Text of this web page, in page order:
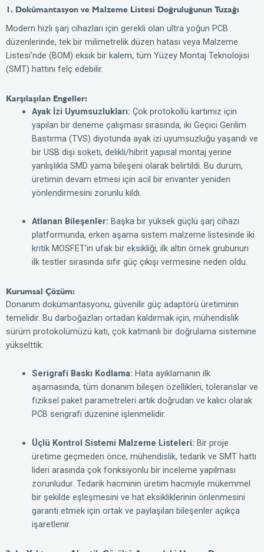
1. Dokümantasyon ve Malzeme Listesi Doğruluğunun Tuzağı
Modern hızlı şarj cihazları için gerekli olan ultra yoğun PCB
düzenlerinde, tek bir milimetrelik düzen hatası veya Malzeme
Listesi'nde (BOM) eksik bir kalem, tüm Yüzey Montaj Teknolojisi
(SMT) hattını felç edebilir.
Karşılaşılan Engeller:
Ayak İzi Uyumsuzlukları: Çok protokollü kartımız için
yapılan bir deneme çalışması sırasında, iki Geçici Gerilim
Bastırma (TVS) diyotunda ayak izi uyumsuzluğu yaşandı ve
bir USB dişi soketi, delikli/hibrit yapısal montaj yerine
yanlışlıkla SMD yama bileşeni olarak belirtildi. Bu durum,
üretimin devam etmesi için acil bir envanter yeniden
yönlendirmesini zorunlu kıldı.
Atlanan Bileşenler: Başka bir yüksek güçlü şarj cihazı
platformunda, erken aşama sistem malzeme listesinde iki
kritik MOSFET'in ufak bir eksikliği, ilk altın örnek grubunun
ilk testler sırasında sıfır güç çıkışı vermesine neden oldu.
Kurumsal Çözüm:
Donanım dokümantasyonu, güvenilir güç adaptörü üretiminin
temelidir. Bu darboğazları ortadan kaldırmak için, mühendislik
sürüm protokolümüzü katı, çok katmanlı bir doğrulama sistemine
yükselttik:
Serigrafi Baskı Kodlama: Hata ayıklamanın ilk
aşamasında, tüm donanım bileşen özellikleri, toleranslar ve
fiziksel paket parametreleri artık doğrudan ve kalıcı olarak
PCB serigrafi düzenine işlenmelidir.
Üçlü Kontrol Sistemi Malzeme Listeleri: Bir proje
üretime geçmeden önce, mühendislik, tedarik ve SMT hattı
lideri arasında çok fonksiyonlu bir inceleme yapılması
zorunludur. Tedarik hacminin üretim hacmiyle mükemmel
bir şekilde eşleşmesini ve hat eksikliklerinin önlenmesini
garanti etmek için ortak ve paylaşılan bileşenler açıkça
işaretlenir.